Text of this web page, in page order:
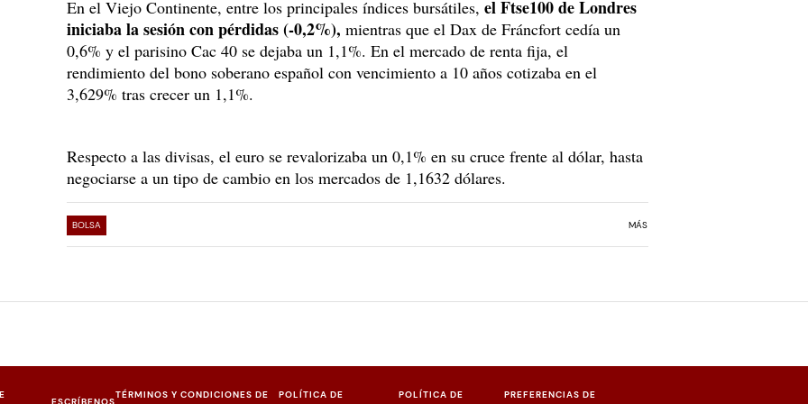
En el Viejo Continente, entre los principales índices bursátiles, el Ftse100 de Londres
iniciaba la sesión con pérdidas (-0,2%), mientras que el Dax de Fráncfort cedía un
0,6% y el parisino Cac 40 se dejaba un 1,1%. En el mercado de renta fija, el
rendimiento del bono soberano español con vencimiento a 10 años cotizaba en el
3,629% tras crecer un 1,1%.
Respecto a las divisas, el euro se revalorizaba un 0,1% en su cruce frente al dólar, hasta
negociarse a un tipo de cambio en los mercados de 1,1632 dólares.
BOLSA MÁS
TÉRMINOS Y CONDICIONES DE
POLÍTICA DE
POLÍTICA DE
PREFERENCIAS DE